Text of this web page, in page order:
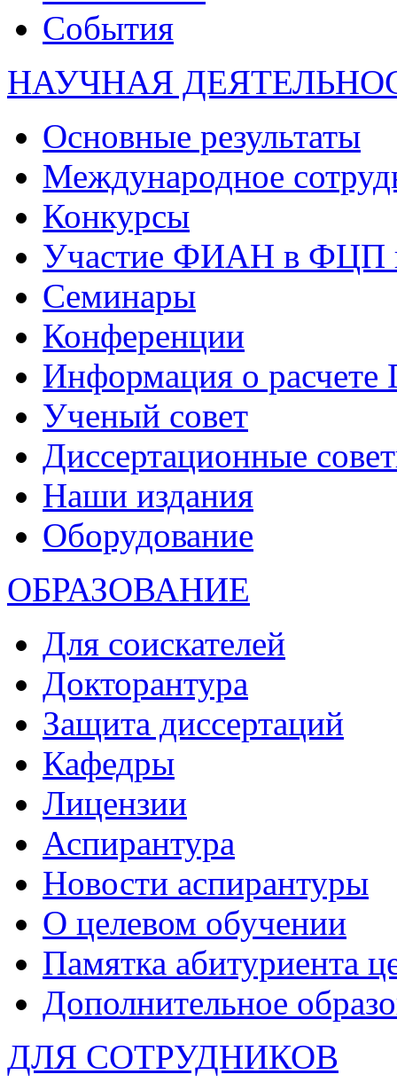
События
НАУЧНАЯ
Основные результаты
Международное
Конкурсы
Участие ФИАН в ФЦП
Семинары
Конференции
Информация о
Ученый совет
Диссертационные
Наши издания
Оборудование
ОБРАЗОВАНИЕ
Для соискателей
Докторантура
Защита диссертаций
Кафедры
Лицензии
Аспирантура
Новости аспирантуры
О целевом обучении
Памятка абитуриента
Дополнительное
ДЛЯ СОТРУДНИКОВ